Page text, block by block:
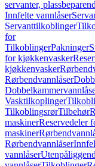
servanter,
Innfelte vannlåser
Servanttilkoblinger
for
TilkoblingerPakninger
for kjøkkenvasker
kjøkkenvasker
Rørbendvannlåser
Vasktilkoplinger
TilkoblingsrørTilbehør
maskinerReservedeler
maskiner
Rørbendvannlåser
vannlåser